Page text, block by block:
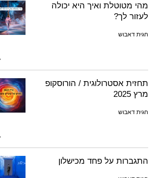
מהי מטוטלת ואיך היא יכולה
לעזור לך?
חגית דאבוש
תחזית אסטרולוגית / הורוסקופ
מרץ 2025
חגית דאבוש
התגברות על פחד מכישלון